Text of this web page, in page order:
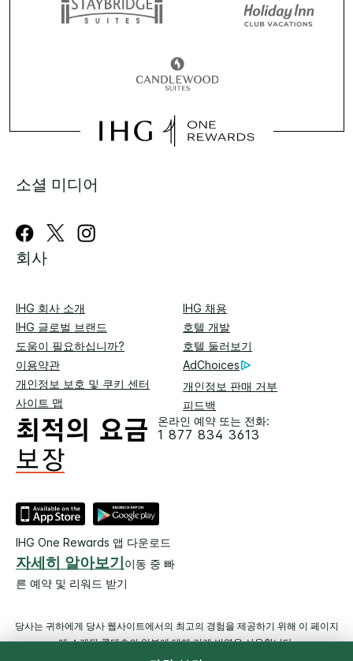
소셜 미디어
회사
IHG 회사 소개
IHG 채용
IHG 글로벌 브랜드
호텔 개발
도움이 필요하십니까?
호텔 둘러보기
이용약관
AdChoices
개인정보 보호 및 쿠키 센터
개인정보 판매 거부
사이트 맵
피드백
온라인 예약 또는 전화:
1 877 834 3613
IHG One Rewards 앱 다운로드
자세히 알아보기 이동 중 빠
른 예약 및 리워드 받기
당사는 귀하에게 당사 웹사이트에서의 최고의 경험을 제공하기 위해 이 페이지
에 소개된 콘텐츠의 일부에 대해 기계 번역을 사용합니다.